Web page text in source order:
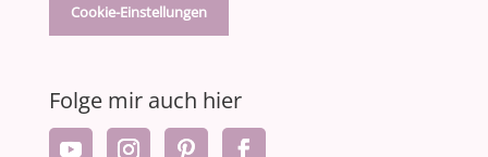
Cookie-Einstellungen
Folge mir auch hier